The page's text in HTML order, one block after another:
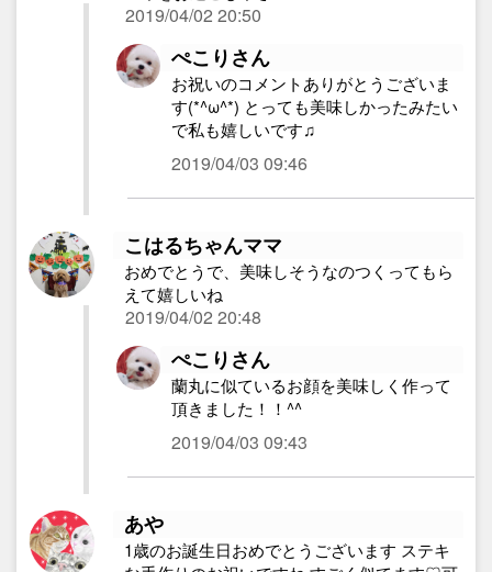
2019/04/02 20:50
ぺこりさん
お祝いのコメントありがとうございま
す(*^ω^*) とっても美味しかったみたい
で私も嬉しいです♫
2019/04/03 09:46
こはるちゃんママ
おめでとうで、美味しそうなのつくってもら
えて嬉しいね
2019/04/02 20:48
ぺこりさん
蘭丸に似ているお顔を美味しく作って
頂きました！！^^
2019/04/03 09:43
あや
1歳のお誕生日おめでとうございます ステキ